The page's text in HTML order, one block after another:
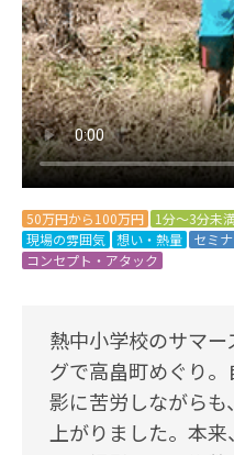
50万円から100万円 1分～3分未
現場の雰囲気
想い・熱量 セミ
コンセプト・アタック
熱中小学校のサマ
グで高畠町めぐり
影に苦労しながら
上がりました。本